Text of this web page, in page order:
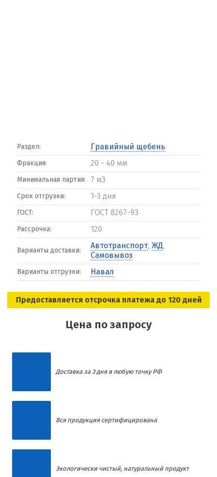
Раздел: Гравийный щебень
Фракция: 20 - 40 мм
Минимальная партия: 7 м3
Срок отгрузки: 1-3 дня
ГОСТ: ГОСТ 8267-93
Рассрочка: 120
Варианты доставки:
Автотранспорт, ЖД,
Самовывоз
Варианты отгрузки: Навал
Предоставляется отсрочка платежа до 120 дней
Цена по запросу
Доставка за 3 дня в любую точку РФ
Вся продукция сертифицирована
Экологически чистый, натуральный продукт